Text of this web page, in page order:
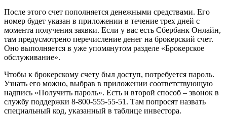
После этого счет пополняется денежными средствами. Его
номер будет указан в приложении в течение трех дней с
момента получения заявки. Если у вас есть Сбербанк Онлайн,
там предусмотрено перечисление денег на брокерский счет.
Оно выполняется в уже упомянутом разделе «Брокерское
обслуживание».
Чтобы к брокерскому счету был доступ, потребуется пароль.
Узнать его можно, выбрав в приложении соответствующую
надпись «Получить пароль». Есть и второй способ – звонок в
службу поддержки 8-800-555-55-51. Там попросят назвать
специальный код, указанный в таблице инвестора.